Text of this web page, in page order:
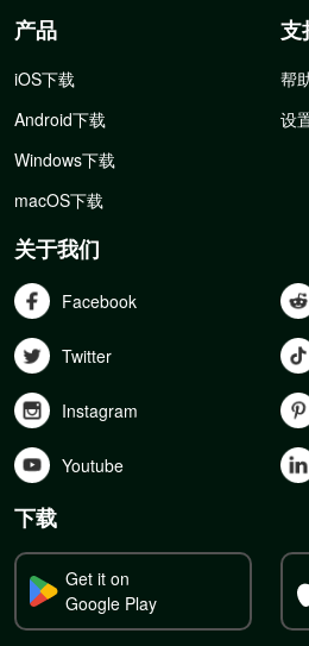
产品
iOS下载
Android下载
Windows下载
macOS下载
支
帮
设
关于我们
Facebook
Twitter
Instagram
Youtube
下载
Get it on
Google Play